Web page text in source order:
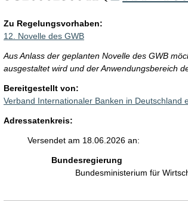
Zu Regelungsvorhaben:
12. Novelle des GWB
Aus Anlass der geplanten Novelle des GWB
ausgestaltet wird und der Anwendungsbereich
Bereitgestellt von:
Verband Internationaler Banken in Deutschland
Adressatenkreis:
Versendet am 18.06.2026 an:
Bundesregierung
Bundesministerium für